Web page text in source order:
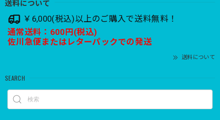
送料について
￥6,000(税込)以上のご購入で送料無料！
通常送料：600円(税込)
佐川急便またはレターパックでの発送
送料について
SEARCH